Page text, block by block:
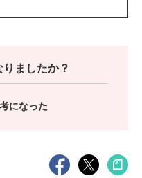
ましたか？
になった